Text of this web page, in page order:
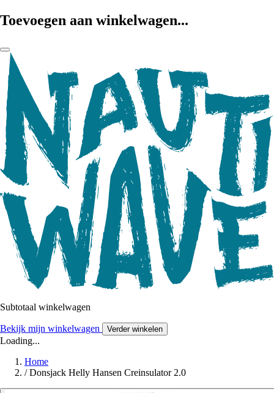
Toevoegen aan winkelwagen...
Subtotaal winkelwagen
Bekijk mijn winkelwagen Verder winkelen
Loading...
Home
/ Donsjack Helly Hansen Creinsulator 2.0